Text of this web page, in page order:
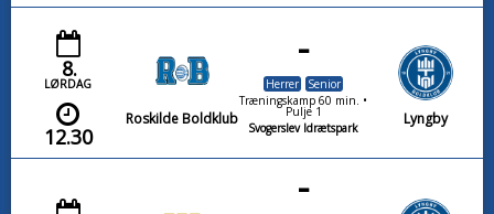
8.
LØRDAG
12.30
Roskilde Boldklub
-
Herrer
Senior
Træningskamp 60 min. •
Pulje 1
Svogerslev Idrætspark
Lyngby
-